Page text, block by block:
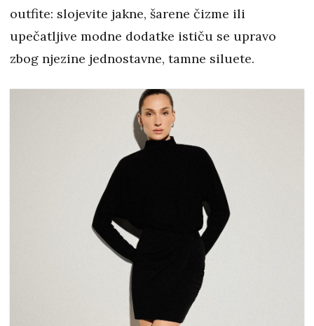
outfite: slojevite jakne, šarene čizme ili
upečatljive modne dodatke ističu se upravo
zbog njezine jednostavne, tamne siluete.